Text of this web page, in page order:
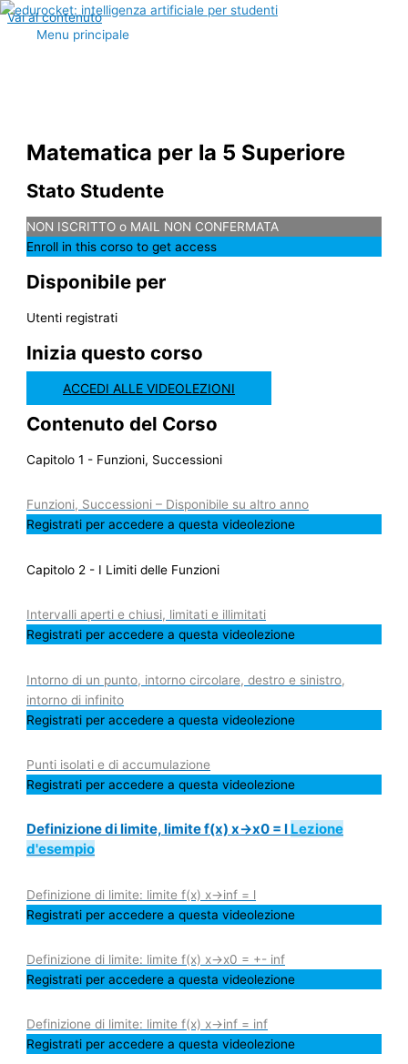
Vai al contenuto
Menu principale
Matematica per la 5 Superiore
Stato Studente
NON ISCRITTO o MAIL NON CONFERMATA
Enroll in this corso to get access
Disponibile per
Utenti registrati
Inizia questo corso
ACCEDI ALLE VIDEOLEZIONI
Contenuto del Corso
Capitolo 1 - Funzioni, Successioni
Funzioni, Successioni – Disponibile su altro anno
Registrati per accedere a questa videolezione
Capitolo 2 - I Limiti delle Funzioni
Intervalli aperti e chiusi, limitati e illimitati
Registrati per accedere a questa videolezione
Intorno di un punto, intorno circolare, destro e sinistro,
intorno di infinito
Registrati per accedere a questa videolezione
Punti isolati e di accumulazione
Registrati per accedere a questa videolezione
Definizione di limite, limite f(x) x->x0 = l Lezione
d'esempio
Definizione di limite: limite f(x) x->inf = l
Registrati per accedere a questa videolezione
Definizione di limite: limite f(x) x->x0 = +- inf
Registrati per accedere a questa videolezione
Definizione di limite: limite f(x) x->inf = inf
Registrati per accedere a questa videolezione